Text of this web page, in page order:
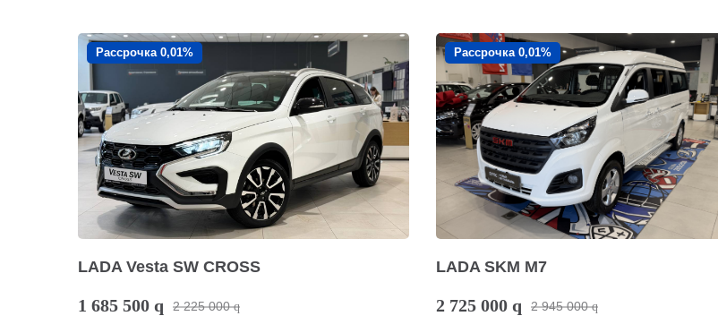
Рассрочка 0,01%
LADA Vesta SW CROSS
1 685 500 q 2 225 000 q
Рассрочка 0,01%
LADA SKM M7
2 725 000 q 2 945 000 q